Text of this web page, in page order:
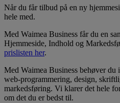
Når du får tilbud på en ny
hele med.
Med Waimea Business får du en
Hjemmeside, Indhold og
prislisten her.
Med Waimea Business behøver
web-programmering, design,
markedsføring. Vi klarer det hele
om det du er bedst til.